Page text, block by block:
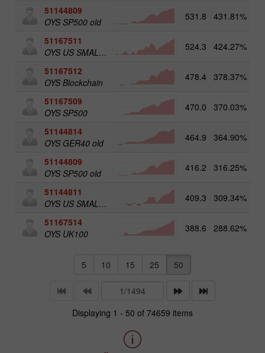
51144809
OYS SP500 old
531.8 431.81%
51167511
OYS US SMALL CAPS
524.3 424.27%
51167512
OYS Blockchain
478.4 378.37%
51167509
OYS SP500
470.0 370.03%
51144814
OYS GER40 old
464.9 364.90%
51144809
OYS SP500 old
416.2 316.25%
51144811
OYS US SMALL CAPS old
409.3 309.34%
51167514
OYS UK100
388.6 288.62%
5 10 15 25 50
Displaying 1 - 50 of 74659 items